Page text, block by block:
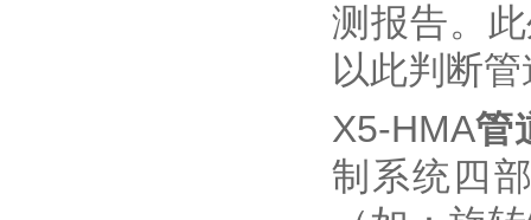
测报告。
以此判断
X5-HMA管
制系统四